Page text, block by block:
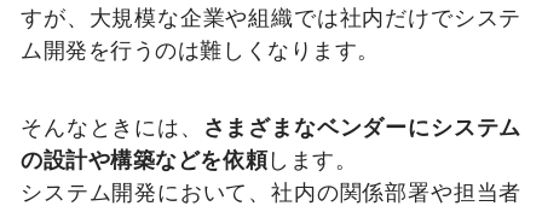
すが、大規模な企業や組織では社内だけでシステ
ム開発を行うのは難しくなります。
そんなときには、
さまざまなベンダーにシステム
の設計や構築などを依頼します。
システム開発において、社内の関係部署や担当者